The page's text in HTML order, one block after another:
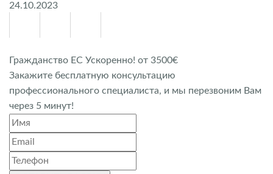
24.10.2023
Гражданство ЕС Ускоренно! от 3500€
Закажите бесплатную консультацию
профессионального специалиста, и мы перезвоним Вам
через 5 минут!